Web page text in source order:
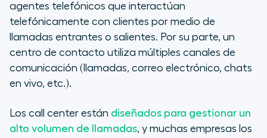
agentes telefónicos que interactúan
telefónicamente con clientes por medio de
llamadas entrantes o salientes. Por su parte, un
centro de contacto utiliza múltiples canales de
comunicación (llamadas, correo electrónico, chats
en vivo, etc.).
Los call center están diseñados para gestionar un
alto volumen de llamadas, y muchas empresas los